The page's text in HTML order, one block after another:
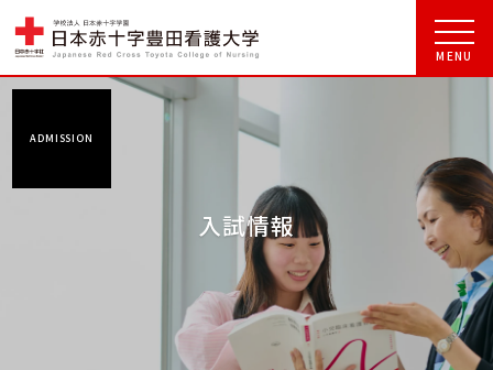
ADMISSION
入試情報